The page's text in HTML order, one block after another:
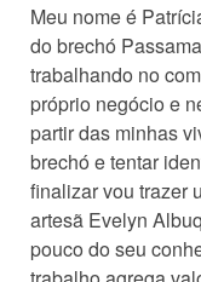
Meu nome é
do brechó
trabalhando no
próprio negócio e
partir das minhas
brechó e tentar
finalizar vou trazer
artesã Evelyn
pouco do seu